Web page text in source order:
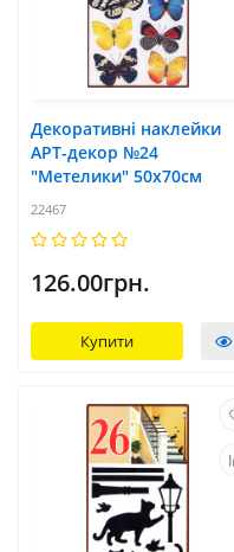
Декоративні наклейки
АРТ-декор №24
"Метелики" 50x70см
22467
126.00грн.
Купити